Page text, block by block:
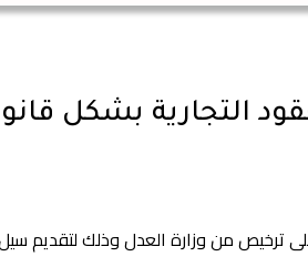
التجارية بشكل
ترخيص من وزارة العدل وذلك لتقديم